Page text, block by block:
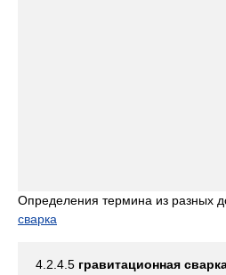
Определения термина из разных
сварка
4.2.4.5 гравитационная